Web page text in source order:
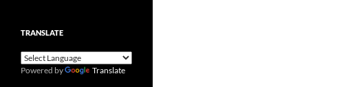
TRANSLATE
Powered by Translate